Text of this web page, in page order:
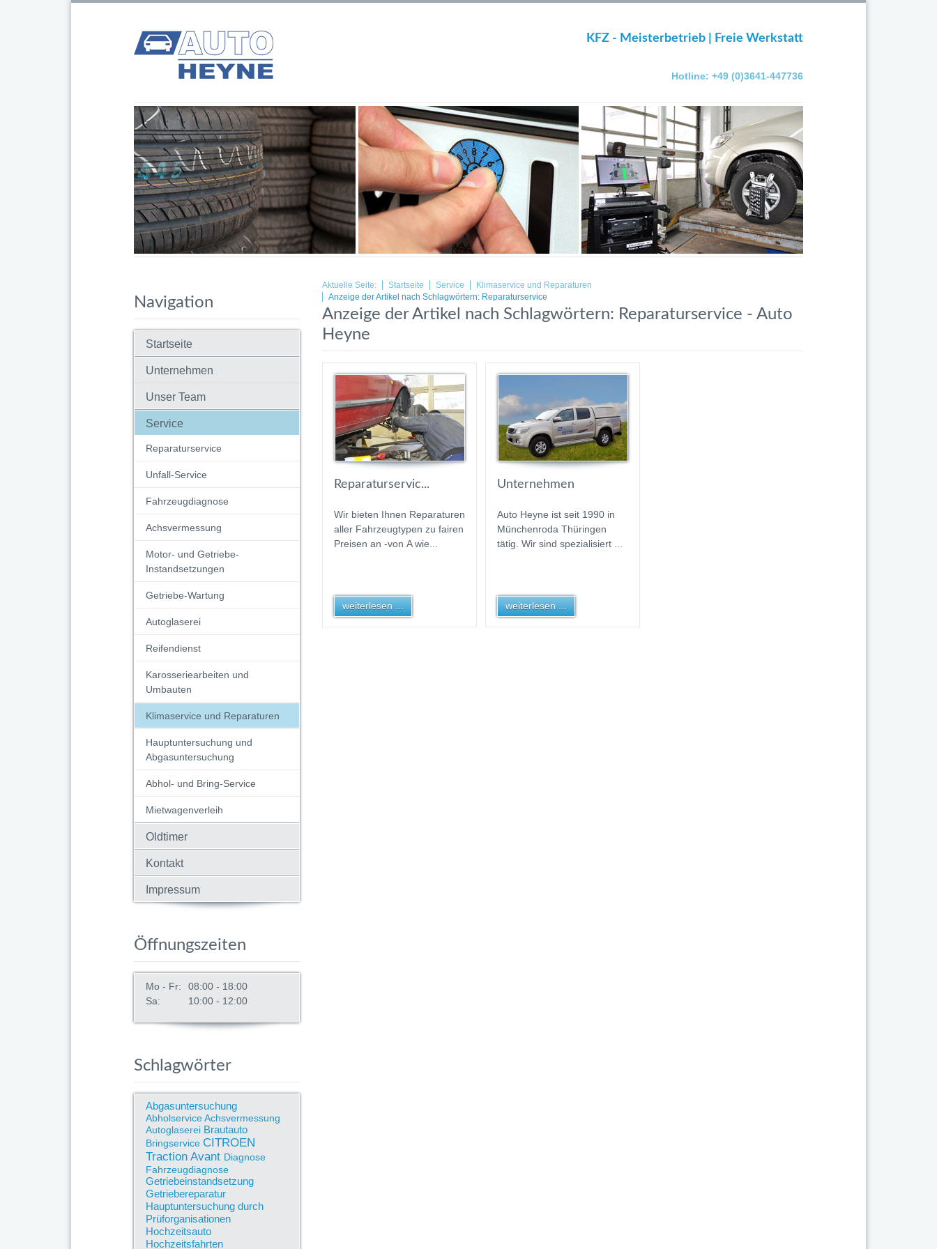
KFZ - Meisterbetrieb | Freie Werkstatt
Hotline: +49 (0)3641-447736
Navigation
Startseite
Unternehmen
Unser Team
Service
Reparaturservice
Unfall-Service
Fahrzeugdiagnose
Achsvermessung
Motor- und Getriebe-
Instandsetzungen
Getriebe-Wartung
Autoglaserei
Reifendienst
Karosseriearbeiten und
Umbauten
Klimaservice und Reparaturen
Hauptuntersuchung und
Abgasuntersuchung
Abhol- und Bring-Service
Mietwagenverleih
Oldtimer
Kontakt
Impressum
Öffnungszeiten
Mo - Fr:
08:00 - 18:00
Sa:
10:00 - 12:00
Schlagwörter
Abgasuntersuchung
AbholserviceAchsvermessung
Autoglaserei Brautauto
Bringservice CITROEN
Traction Avant Diagnose
Fahrzeugdiagnose
Getriebeinstandsetzung
Getriebereparatur
Hauptuntersuchung durch
Prüforganisationen
Hochzeitsauto
Hochzeitsfahrten
Aktuelle Seite: Startseite Service
Klimaservice und Reparaturen
Anzeige der Artikel nach Schlagwörtern: Reparaturservice
Anzeige der Artikel nach Schlagwörtern: Reparaturservice - Auto
Heyne
Reparaturservic...
Wir bieten Ihnen Reparaturen
aller Fahrzeugtypen zu fairen
Preisen an -von A wie...
weiterlesen ...
Unternehmen
Auto Heyne ist seit 1990 in
Münchenroda Thüringen
tätig. Wir sind spezialisiert ...
weiterlesen ...